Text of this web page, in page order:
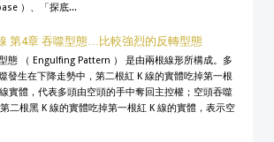
）、「探底...
第4章 吞噬型態…比較強烈的反轉型態
態 （ Engulfing Pattern ） 是由兩根線形所構成。多
發生在下降走勢中，第二根紅 K 線的實體吃掉第一根
實體，代表多頭由空頭的手中奪回主控權；空頭吞噬
二根黑 K 線的實體吃掉第一根紅 K 線的實體，表示空